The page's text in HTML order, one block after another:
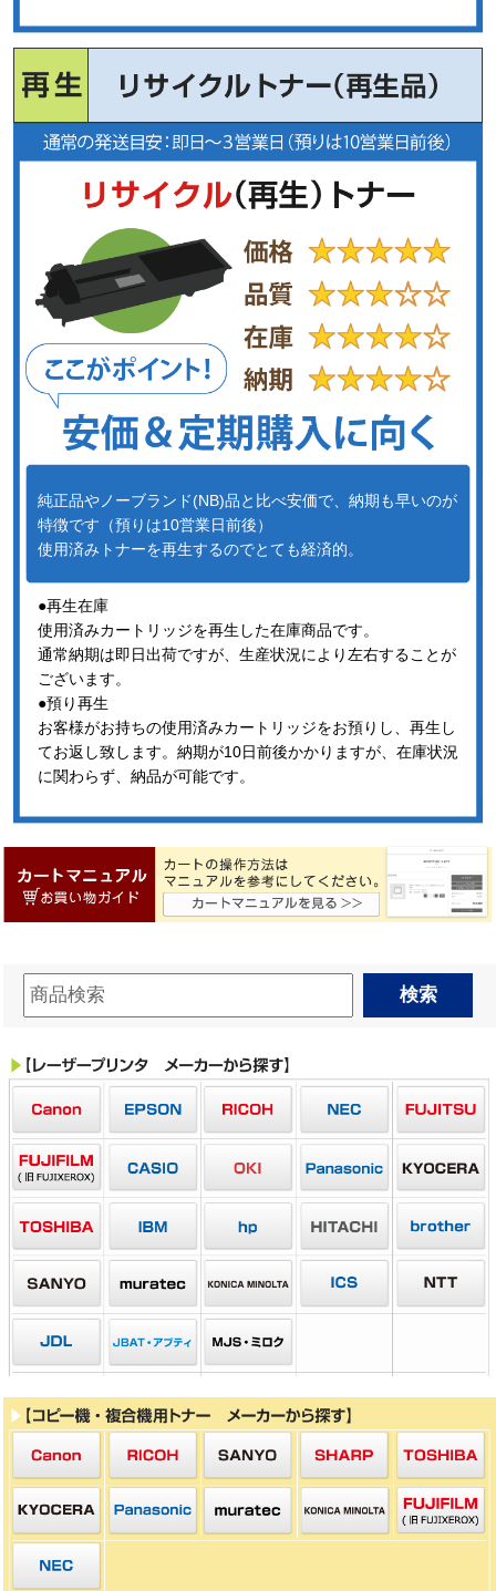
純正品やノーブランド(NB)品と比べ安価で、納期も早いのが
特徴です（預りは10営業日前後）
使用済みトナーを再生するのでとても経済的。
●再生在庫
使用済みカートリッジを再生した在庫商品です。
通常納期は即日出荷ですが、生産状況により左右することが
ございます。
●預り再生
お客様がお持ちの使用済みカートリッジをお預りし、再生し
てお返し致します。納期が10日前後かかりますが、在庫状況
に関わらず、納品が可能です。